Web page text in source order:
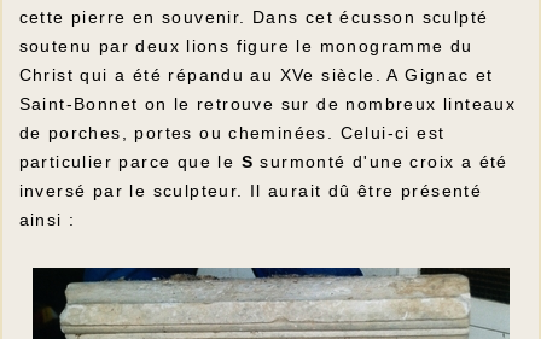
cette pierre en souvenir. Dans cet écusson sculpté
soutenu par deux lions figure le monogramme du
Christ qui a été répandu au XVe siècle. A Gignac et
Saint-Bonnet on le retrouve sur de nombreux linteaux
de porches, portes ou cheminées. Celui-ci est
particulier parce que le Ssurmonté d'une croix a été
inversé par le sculpteur. Il aurait dû être présenté
ainsi :